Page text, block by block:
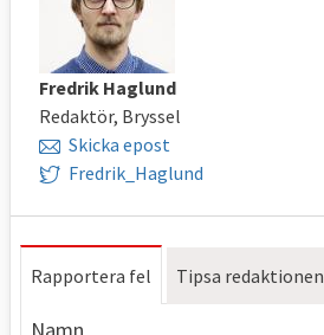
Fredrik Haglund
Redaktör, Bryssel
Skicka epost
Fredrik_Haglund
Rapportera fel Tipsa redaktionen
Namn